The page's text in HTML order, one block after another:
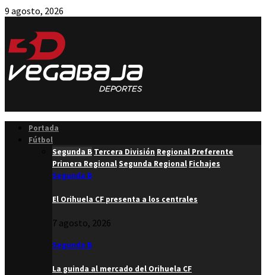
9 agosto, 2026
Portada
Fútbol
Segunda B Tercera División Regional Preferente
Primera RegionalSegunda Regional Fichajes
Segunda B
El Orihuela CF presenta a los centrales
7 agosto, 2026
Segunda B
La guinda al mercado del Orihuela CF